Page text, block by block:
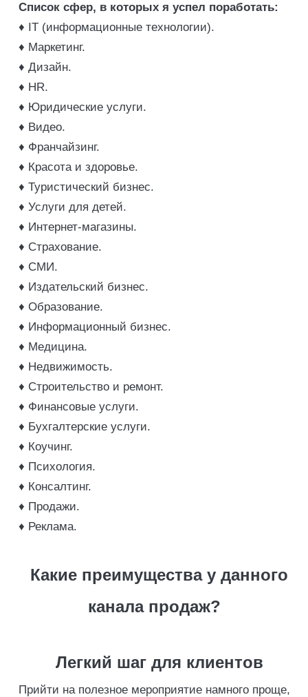
Список сфер, в которых я успел поработать:
♦ IT (информационные технологии).
♦ Маркетинг.
♦ Дизайн.
♦ HR.
♦ Юридические услуги.
♦ Видео.
♦ Франчайзинг.
♦ Красота и здоровье.
♦ Туристический бизнес.
♦ Услуги для детей.
♦ Интернет-магазины.
♦ Страхование.
♦ СМИ.
♦ Издательский бизнес.
♦ Образование.
♦ Информационный бизнес.
♦ Медицина.
♦ Недвижимость.
♦ Строительство и ремонт.
♦ Финансовые услуги.
♦ Бухгалтерские услуги.
♦ Коучинг.
♦ Психология.
♦ Консалтинг.
♦ Продажи.
♦ Реклама.
Какие преимущества у данного
канала продаж?
Легкий шаг для клиентов
Прийти на полезное мероприятие намного проще,